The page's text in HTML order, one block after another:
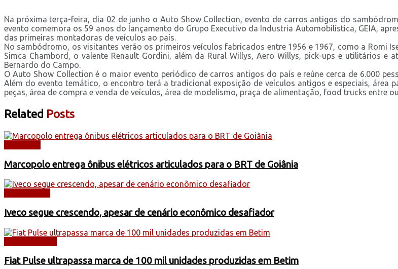
Na próxima terça-feira, dia 02 de junho o Auto Show Collection, evento de carros antigos do
evento comemora os 59 anos do lançamento do Grupo Executivo da Industria Automobilística, GEIA,
das primeiras montadoras de veículos ao país.
No sambódromo, os visitantes verão os primeiros veículos fabricados entre 1956 e 1967, como a Romi
Simca Chambord, o valente Renault Gordini, além da Rural Willys, Aero Willys, pick-ups e utilitários
Bernardo do Campo.
O Auto Show Collection é o maior evento periódico de carros antigos do país e reúne cerca de 6.000
Além do evento temático, o encontro terá a tradicional exposição de veículos antigos e especiais,
peças, área de compra e venda de veículos, área de modelismo, praça de alimentação, food trucks entre
Related Posts
Marcopolo entrega ônibus elétricos articulados para o BRT de Goiânia
Iveco segue crescendo, apesar de cenário econômico desafiador
Fiat Pulse ultrapassa marca de 100 mil unidades produzidas em Betim